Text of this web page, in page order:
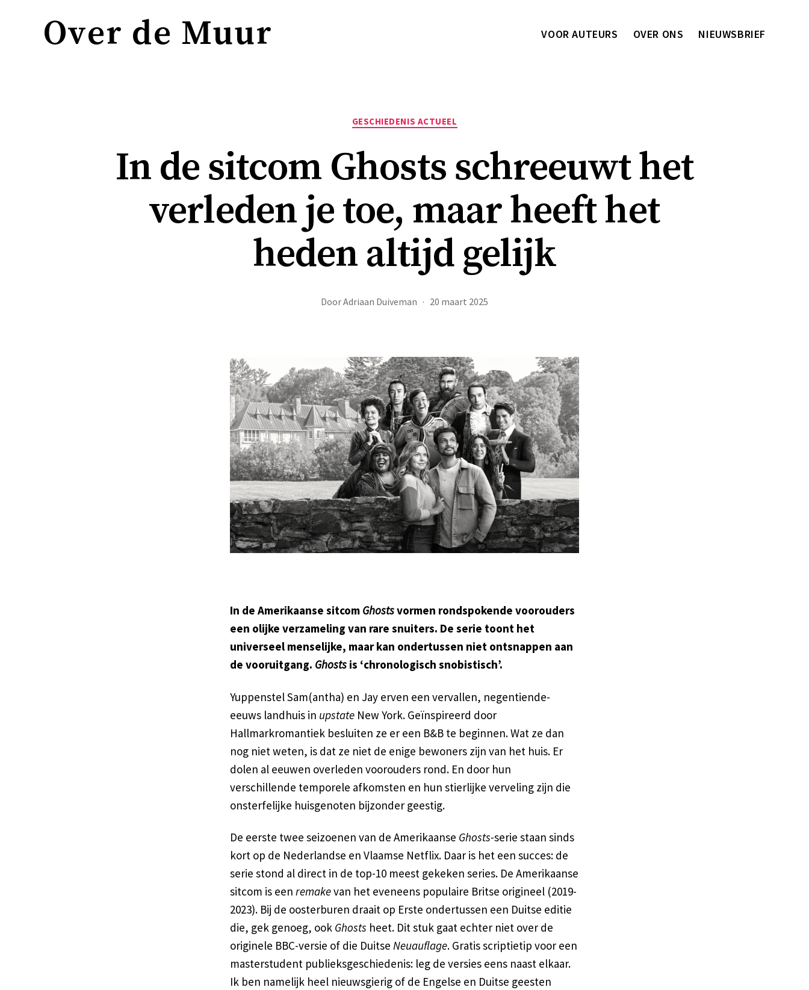
Over de Muur VOOR AUTEURS OVER ONS NIEUWSBRIEF
Categorieën
GESCHIEDENIS ACTUEEL
In de sitcom Ghosts schreeuwt het
verleden je toe, maar heeft het
heden altijd gelijk
DoorAdriaan Duiveman 20 maart 2025
In de Amerikaanse sitcom Ghostsvormen rondspokende voorouders
een olijke verzameling van rare snuiters. De serie toont het
universeel menselijke, maar kan ondertussen niet ontsnappen aan
de vooruitgang. Ghosts is ‘chronologisch snobistisch’.
Yuppenstel Sam(antha) en Jay erven een vervallen, negentiende-
eeuws landhuis in upstate New York. Geïnspireerd door
Hallmarkromantiek besluiten ze er een B&B te beginnen. Wat ze dan
nog niet weten, is dat ze niet de enige bewoners zijn van het huis. Er
dolen al eeuwen overleden voorouders rond. En door hun
verschillende temporele afkomsten en hun stierlijke verveling zijn die
onsterfelijke huisgenoten bijzonder geestig.
De eerste twee seizoenen van de Amerikaanse Ghosts-serie staan sinds
kort op de Nederlandse en Vlaamse Netflix. Daar is het een succes: de
serie stond al direct in de top-10 meest gekeken series. De Amerikaanse
sitcom is een remakevan het eveneens populaire Britse origineel (2019-
2023). Bij de oosterburen draait op Erste ondertussen een Duitse editie
die, gek genoeg, ook Ghosts heet. Dit stuk gaat echter niet over de
originele BBC-versie of die Duitse Neuauflage. Gratis scriptietip voor een
masterstudent publieksgeschiedenis: leg de versies eens naast elkaar.
Ik ben namelijk heel nieuwsgierig of de Engelse en Duitse geesten